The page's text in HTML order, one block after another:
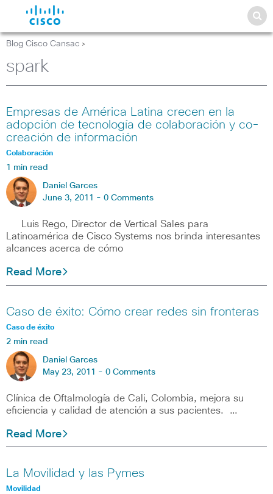
Blog Cisco Cansac >
spark
Empresas de América Latina crecen en la
adopción de tecnología de colaboración y co-
creación de información
Colaboración
1 min read
Daniel Garces
June 3, 2011 - 0 Comments
Luis Rego, Director de Vertical Sales para
Latinoamérica de Cisco Systems nos brinda interesantes
alcances acerca de cómo
Read More
Caso de éxito: Cómo crear redes sin fronteras
Caso de éxito
2 min read
Daniel Garces
May 23, 2011 - 0 Comments
Clínica de Oftalmología de Cali, Colombia, mejora su
eficiencia y calidad de atención a sus pacientes. …
Read More
La Movilidad y las Pymes
Movilidad